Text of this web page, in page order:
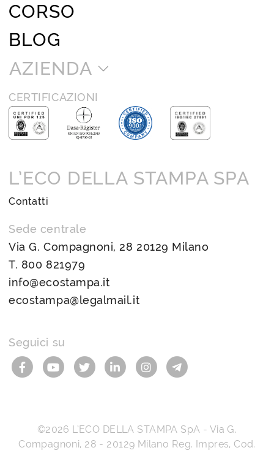
CORSO
BLOG
AZIENDA
CERTIFICAZIONI
L’ECO DELLA STAMPA SPA
Contatti
Sede centrale
Via G. Compagnoni, 28 20129 Milano
T. 800 821979
info@ecostampa.it
ecostampa@legalmail.it
Seguici su
©2026 L’ECO DELLA STAMPA SpA - Via G.
Compagnoni, 28 - 20129 Milano Reg. Impres, Cod.